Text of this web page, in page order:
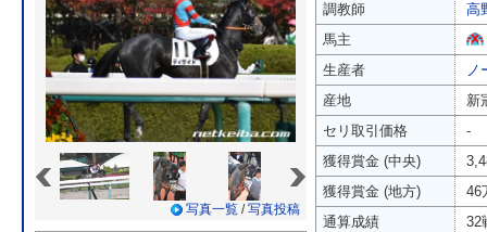
写真一覧 /写真投稿
調教師
高
馬主
生産者
ノ
産地
新
セリ取引価格
-
獲得賞金 (中央)
獲得賞金 (地方)
46
通算成績
32